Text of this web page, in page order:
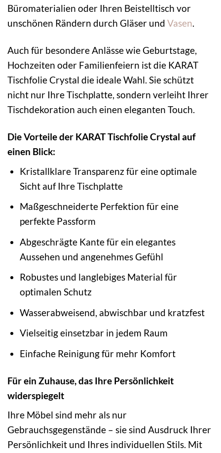
Büromaterialien oder Ihren Beistelltisch vor
unschönen Rändern durch Gläser und Vasen.
Auch für besondere Anlässe wie Geburtstage,
Hochzeiten oder Familienfeiern ist die KARAT
Tischfolie Crystal die ideale Wahl. Sie schützt
nicht nur Ihre Tischplatte, sondern verleiht Ihrer
Tischdekoration auch einen eleganten Touch.
Die Vorteile der KARAT Tischfolie Crystal auf
einen Blick:
Kristallklare Transparenz für eine optimale
Sicht auf Ihre Tischplatte
Maßgeschneiderte Perfektion für eine
perfekte Passform
Abgeschrägte Kante für ein elegantes
Aussehen und angenehmes Gefühl
Robustes und langlebiges Material für
optimalen Schutz
Wasserabweisend, abwischbar und kratzfest
Vielseitig einsetzbar in jedem Raum
Einfache Reinigung für mehr Komfort
Für ein Zuhause, das Ihre Persönlichkeit
widerspiegelt
Ihre Möbel sind mehr als nur
Gebrauchsgegenstände – sie sind Ausdruck Ihrer
Persönlichkeit und Ihres individuellen Stils. Mit